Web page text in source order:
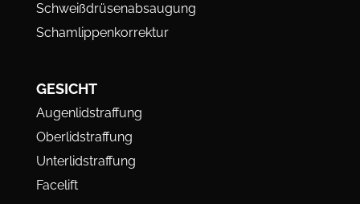
Schweißdrüsenabsaugung
Schamlippenkorrektur
GESICHT
Augenlidstraffung
Oberlidstraffung
Unterlidstraffung
Facelift